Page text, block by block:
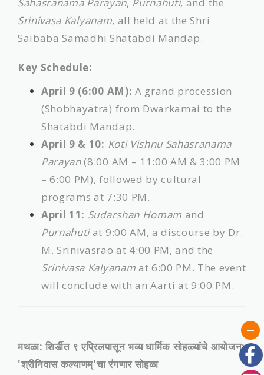
Srinivasa Kalyanam, all held at the Shri
Saibaba Samadhi Shatabdi Mandap.
Key Schedule:
April 9 (6:00 AM): A grand procession
(Shobhayatra) from Dwarkamai to the
Shatabdi Mandap.
April 9 & 10: Koti Vishnu Sahasranama
Parayan(8:00 AM – 11:00 AM & 3:00 PM
– 6:00 PM), followed by cultural
programs at 7:30 PM.
April 11: Sudarshan Homam and
Purnahutiat 9:00 AM, a discourse by Dr.
M. Srinivasrao at 4:00 PM, and the
Srinivasa Kalyanam at 6:00 PM. The event
will conclude with an Aarti at 9:00 PM.
मथळा: शिर्डीत ९ एप्रिलपासून भव्य धार्मिक सोहळ्यांचे आयोजन;
'श्रीनिवास कल्याणम्'चा रंगणार सोहळा